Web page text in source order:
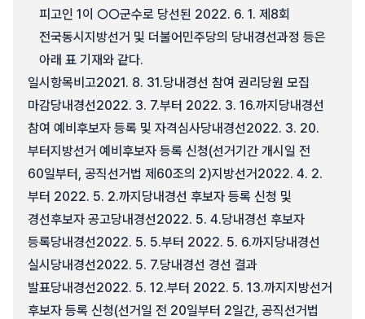
피고인 1이 ○○군수로 당선된 2022. 6. 1. 제8회
전국동시지방선거 및 더불어민주당의 당내경선과정 등은
아래 표 기재와 같다.
일시항목비고2021. 8. 31.당내경선 참여 권리당원 모집
마감당내경선2022. 3. 7.부터 2022. 3. 16.까지당내경선
참여 예비후보자 등록 및 자격심사당내경선2022. 3. 20.
부터지방선거 예비후보자 등록 신청(선거기간 개시일 전
60일부터, 공직선거법 제60조의 2)지방선거2022. 4. 2.
부터 2022. 5. 2.까지당내경선 후보자 등록 신청 및
경선후보자 공고당내경선2022. 5. 4.당내경선 후보자
등록당내경선2022. 5. 5.부터 2022. 5. 6.까지당내경선
실시당내경선2022. 5. 7.당내경선 경선 결과
발표당내경선2022. 5. 12.부터 2022. 5. 13.까지지방선거
후보자 등록 신청(선거일 전 20일부터 2일간, 공직선거법